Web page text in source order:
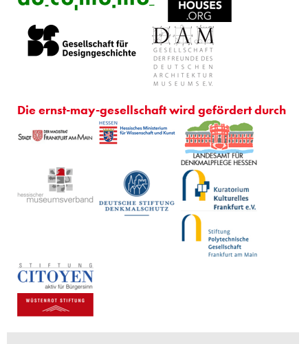
Die ernst-may-gesellschaft wird gefördert durch